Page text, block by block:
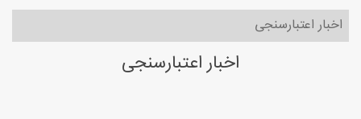
اخبار اعتبارسنجی
اخبار اعتبارسنجی